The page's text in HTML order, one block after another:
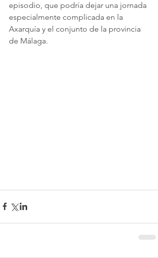
episodio, que podría dejar una jornada
especialmente complicada en la
Axarquía y el conjunto de la provincia
de Málaga.